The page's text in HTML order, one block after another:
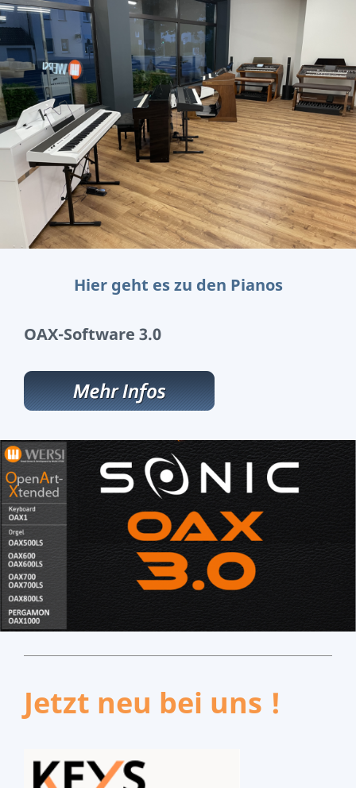
Hier geht eszu den Pianos
OAX-Software 3.0
Jetzt neu bei uns !